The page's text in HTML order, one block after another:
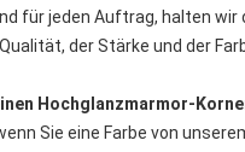
für jeden Auftrag, halten
der Stärke und der
Hochglanzmarmor-
Sie eine Farbe von